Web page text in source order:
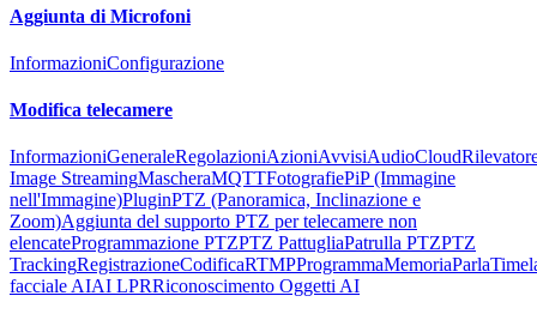
Aggiunta di Microfoni
InformazioniConfigurazione
Modifica telecamere
InformazioniGeneraleRegolazioniAzioniAvvisiAudioCloud
Image StreamingMascheraMQTTFotografiePiP (Immagine
nell'Immagine)PluginPTZ (Panoramica, Inclinazione e
Zoom)Aggiunta del supporto PTZ per telecamere non
elencateProgrammazione PTZPTZ PattugliaPatrulla PTZPTZ
TrackingRegistrazioneCodificaRTMPProgrammaMemoriaParla
facciale AIAI LPRRiconoscimento Oggetti AI